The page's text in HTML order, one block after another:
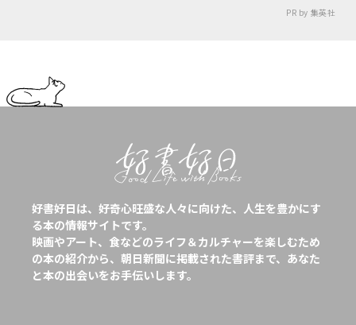
PR by 集英社
好書好日は、好奇心旺盛な人々に向けた、人生を豊かにす
る本の情報サイトです。
映画やアート、食などのライフ＆カルチャーを楽しむため
の本の紹介から、朝日新聞に掲載された書評まで、あなた
と本の出会いをお手伝いします。